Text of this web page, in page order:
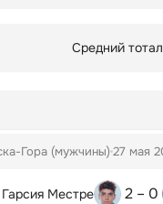
Средний тотал
Гора (мужчины) 27 мая
Местре 2 – 0